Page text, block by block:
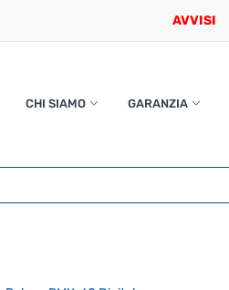
AVVISI
CHI SIAMO GARANZIA